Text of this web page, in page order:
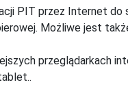
PIT przez Internet
Możliwe jest
przeglądarkach